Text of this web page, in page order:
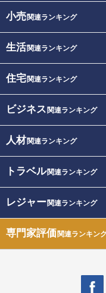
小売関連ランキング
生活関連ランキング
住宅関連ランキング
ビジネス 関連ランキング
人材関連ランキング
トラベル関連ランキング
レジャー関連ランキング
専門家評価関連ランキン